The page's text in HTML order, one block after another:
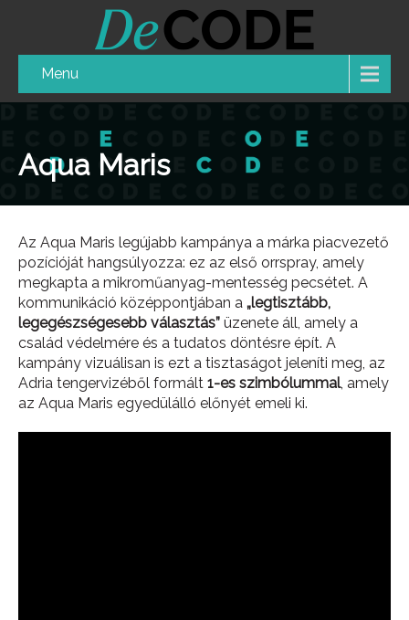
Menu
Aqua Maris
Az Aqua Maris legújabb kampánya a márka piacvezető
pozícióját hangsúlyozza: ez az első orrspray, amely
megkapta a mikroműanyag-mentesség pecsétet. A
kommunikáció középpontjában a „legtisztább,
legegészségesebb választás” üzenete áll, amely a
család védelmére és a tudatos döntésre épít. A
kampány vizuálisan is ezt a tisztaságot jeleníti meg, az
Adria tengervizéből formált 1-es szimbólummal, amely
az Aqua Maris egyedülálló előnyét emeli ki.